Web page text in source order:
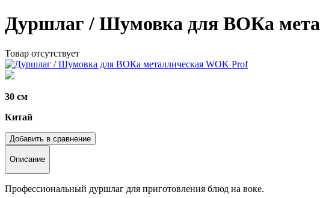
Дуршлаг / Шумовка для ВОКа
Товар отсутствует
30 см
Китай
Добавить в сравнение
Описание
Профессиональный дуршлаг для приготовления блюд на воке.